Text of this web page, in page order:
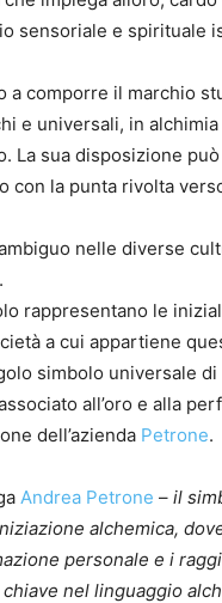
sensoriale e spirituale
a comporre il marchio
e universali, in
La sua disposizione
la punta rivolta
nelle diverse
rappresentano le
a cui appartiene
simbolo universale
all’oro e alla
dell’azienda Petrone.
Andrea Petrone – il
alchemica,
personale e i
nel linguaggio